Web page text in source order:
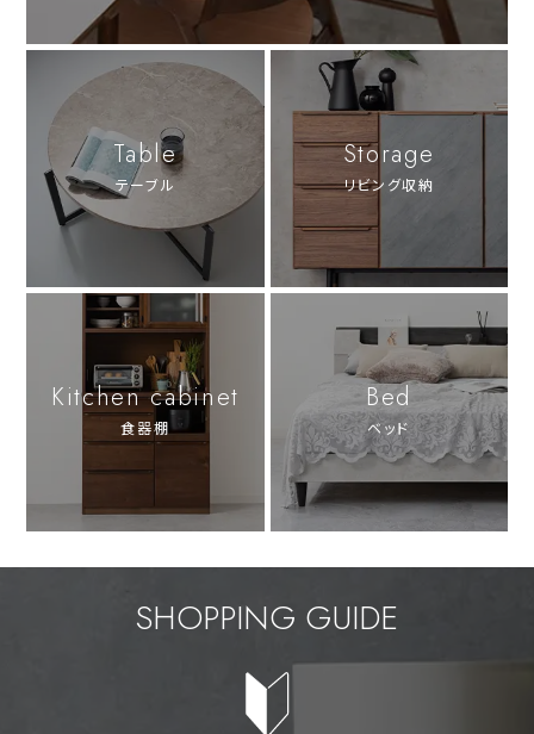
Table
テーブル
Storage
リビング収納
Kitchen cabinet
食器棚
Bed
ベッド
SHOPPING GUIDE